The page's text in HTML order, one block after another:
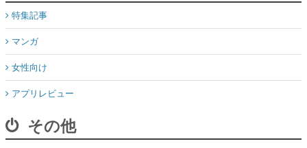
特集記事
マンガ
女性向け
アプリレビュー
その他